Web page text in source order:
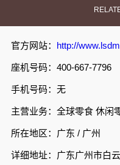
官方网站： http://
座机号码：400-667-7796
手机号码：无
主营业务：全球零食 休闲
所在地区：广东 / 广州